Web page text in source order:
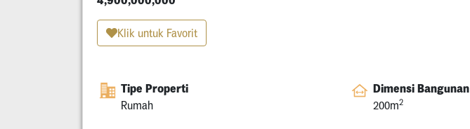
Klik untuk Favorit
Tipe Properti
Rumah
Dimensi Bangunan
200m2